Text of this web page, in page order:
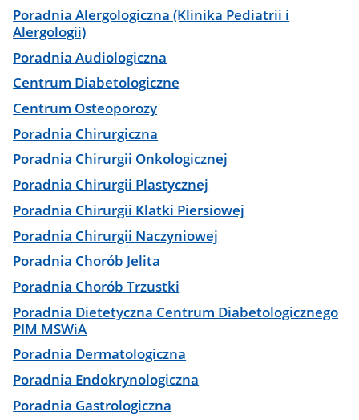
Poradnia Alergologiczna (Klinika Pediatrii i
Alergologii)
Poradnia Audiologiczna
Centrum Diabetologiczne
Centrum Osteoporozy
Poradnia Chirurgiczna
Poradnia Chirurgii Onkologicznej
Poradnia Chirurgii Plastycznej
Poradnia Chirurgii Klatki Piersiowej
Poradnia Chirurgii Naczyniowej
Poradnia Chorób Jelita
Poradnia Chorób Trzustki
Poradnia Dietetyczna Centrum Diabetologicznego
PIM MSWiA
Poradnia Dermatologiczna
Poradnia Endokrynologiczna
Poradnia Gastrologiczna